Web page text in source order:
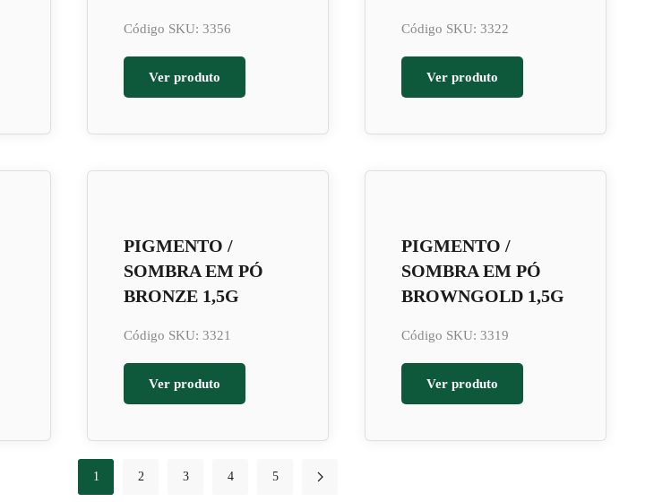
Código SKU: 3356
Ver produto
Código SKU: 3322
Ver produto
PIGMENTO /
SOMBRA EM PÓ
BRONZE 1,5G
Código SKU: 3321
Ver produto
PIGMENTO /
SOMBRA EM PÓ
BROWNGOLD 1,5G
Código SKU: 3319
Ver produto
1 2 3 4 5